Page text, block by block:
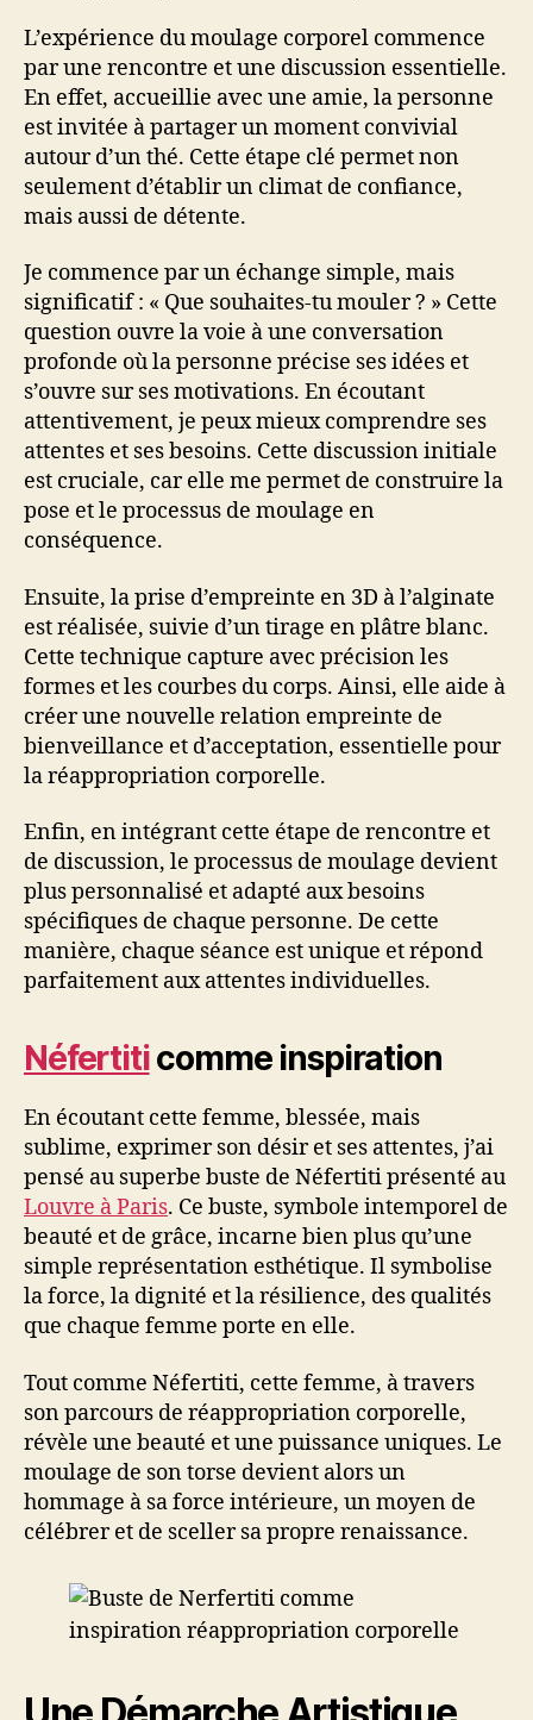
L’expérience du moulage corporel commence
par une rencontre et une discussion essentielle.
En effet, accueillie avec une amie, la personne
est invitée à partager un moment convivial
autour d’un thé. Cette étape clé permet non
seulement d’établir un climat de confiance,
mais aussi de détente.
Je commence par un échange simple, mais
significatif : « Que souhaites-tu mouler ? » Cette
question ouvre la voie à une conversation
profonde où la personne précise ses idées et
s’ouvre sur ses motivations. En écoutant
attentivement, je peux mieux comprendre ses
attentes et ses besoins. Cette discussion initiale
est cruciale, car elle me permet de construire la
pose et le processus de moulage en
conséquence.
Ensuite, la prise d’empreinte en 3D à l’alginate
est réalisée, suivie d’un tirage en plâtre blanc.
Cette technique capture avec précision les
formes et les courbes du corps. Ainsi, elle aide à
créer une nouvelle relation empreinte de
bienveillance et d’acceptation, essentielle pour
la réappropriation corporelle.
Enfin, en intégrant cette étape de rencontre et
de discussion, le processus de moulage devient
plus personnalisé et adapté aux besoins
spécifiques de chaque personne. De cette
manière, chaque séance est unique et répond
parfaitement aux attentes individuelles.
Néfertiticomme inspiration
En écoutant cette femme, blessée, mais
sublime, exprimer son désir et ses attentes, j’ai
pensé au superbe buste de Néfertiti présenté au
Louvre à Paris. Ce buste, symbole intemporel de
beauté et de grâce, incarne bien plus qu’une
simple représentation esthétique. Il symbolise
la force, la dignité et la résilience, des qualités
que chaque femme porte en elle.
Tout comme Néfertiti, cette femme, à travers
son parcours de réappropriation corporelle,
révèle une beauté et une puissance uniques. Le
moulage de son torse devient alors un
hommage à sa force intérieure, un moyen de
célébrer et de sceller sa propre renaissance.